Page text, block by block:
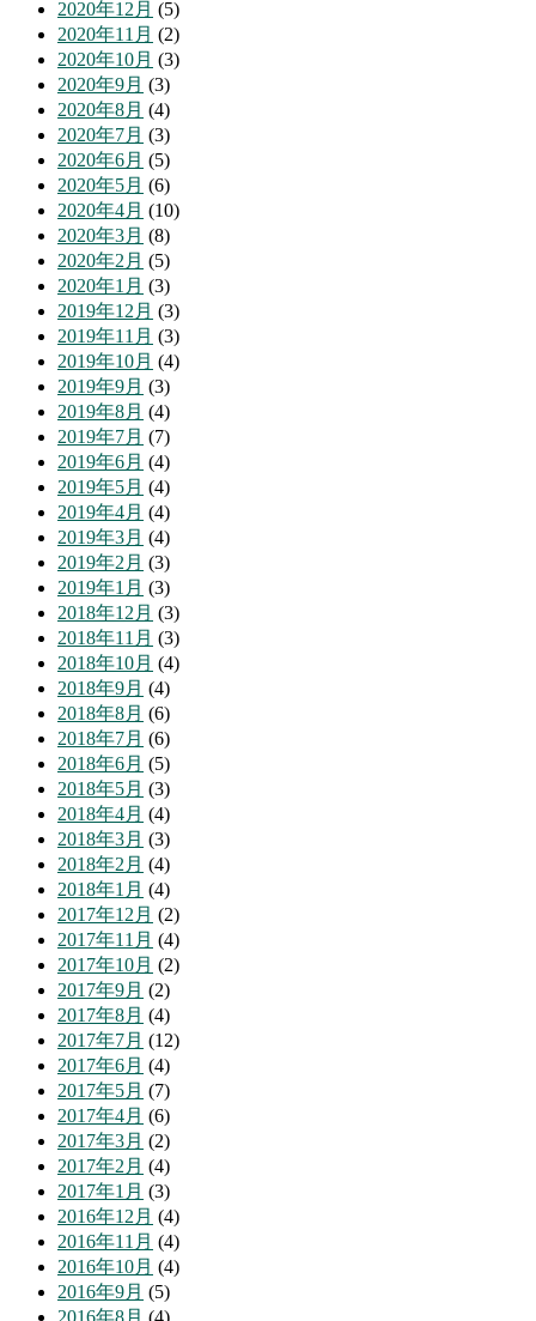
2020年12月 (5)
2020年11月 (2)
2020年10月 (3)
2020年9月 (3)
2020年8月 (4)
2020年7月 (3)
2020年6月 (5)
2020年5月 (6)
2020年4月 (10)
2020年3月 (8)
2020年2月 (5)
2020年1月 (3)
2019年12月 (3)
2019年11月 (3)
2019年10月 (4)
2019年9月 (3)
2019年8月 (4)
2019年7月 (7)
2019年6月 (4)
2019年5月 (4)
2019年4月 (4)
2019年3月 (4)
2019年2月 (3)
2019年1月 (3)
2018年12月 (3)
2018年11月 (3)
2018年10月 (4)
2018年9月 (4)
2018年8月 (6)
2018年7月 (6)
2018年6月 (5)
2018年5月 (3)
2018年4月 (4)
2018年3月 (3)
2018年2月 (4)
2018年1月 (4)
2017年12月 (2)
2017年11月 (4)
2017年10月 (2)
2017年9月 (2)
2017年8月 (4)
2017年7月 (12)
2017年6月 (4)
2017年5月 (7)
2017年4月 (6)
2017年3月 (2)
2017年2月 (4)
2017年1月 (3)
2016年12月 (4)
2016年11月 (4)
2016年10月 (4)
2016年9月 (5)
2016年8月 (4)